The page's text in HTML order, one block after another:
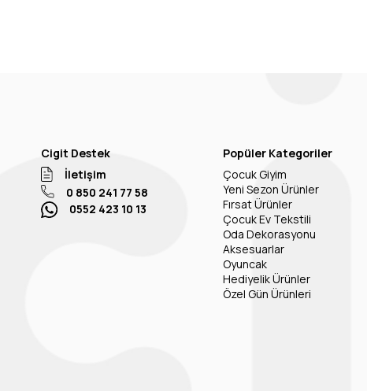
Cigit Destek
İletişim
0 850 241 77 58
0552 423 10 13
Popüler Kategoriler
Çocuk Giyim
Yeni Sezon Ürünler
Fırsat Ürünler
Çocuk Ev Tekstili
Oda Dekorasyonu
Aksesuarlar
Oyuncak
Hediyelik Ürünler
Özel Gün Ürünleri